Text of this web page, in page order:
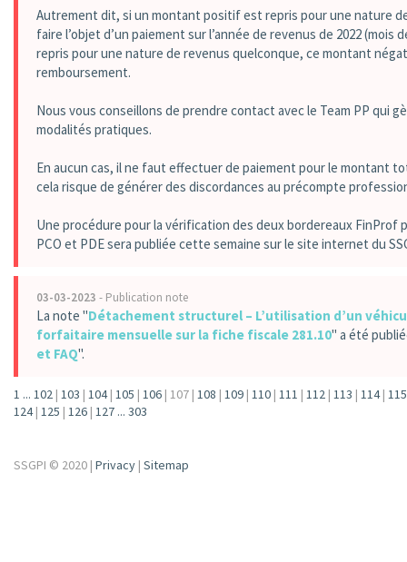
Autrement dit, si un montant positif est repris pour une nature
faire l’objet d’un paiement sur l’année de revenus de 2022
repris pour une nature de revenus quelconque, ce montant
remboursement.
Nous vous conseillons de prendre contact avec le Team PP qui
modalités pratiques.
En aucun cas, il ne faut effectuer de paiement pour le montant
cela risque de générer des discordances au précompte
Une procédure pour la vérification des deux bordereaux FinProf
PCO et PDE sera publiée cette semaine sur le site internet du
03-03-2023 - Publication note
La note "Détachement structurel – L’utilisation d’un
forfaitaire mensuelle sur la fiche fiscale 281.10" a été
et FAQ".
1 ... 102 | 103 | 104 | 105 | 106 | 107 | 108 | 109 | 110 | 111 | 112 | 113 | 114 | 115
124 | 125 | 126 | 127 ... 303
SSGPI © 2020 | Privacy | Sitemap